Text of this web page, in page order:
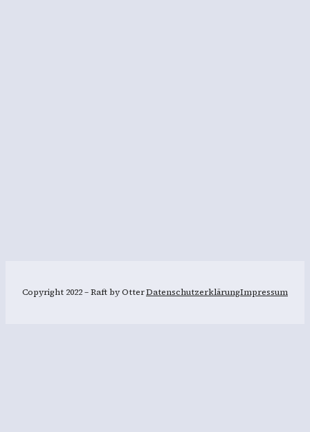
Copyright 2022 – Raft by OtterDatenschutzerklärungImpressum